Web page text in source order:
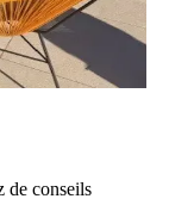
de conseils